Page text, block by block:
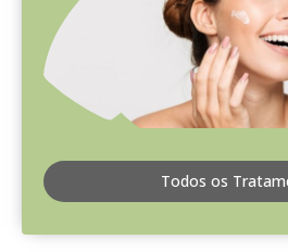
Todos os